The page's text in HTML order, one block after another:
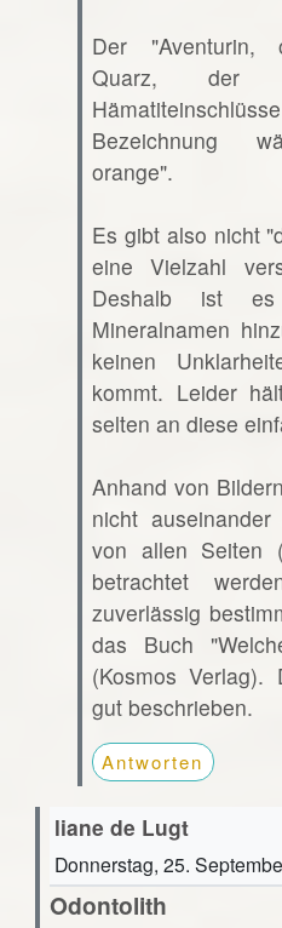
Der "Aventurin,
Quarz, der
Bezeichnung
orange".
Es gibt also nicht
eine Vielzahl
Deshalb ist
Mineralnamen
keinen
kommt. Leider
selten an diese
Anhand von
nicht
von allen Seiten
betrachtet
zuverlässig
das Buch
(Kosmos
gut beschrieben.
Antworten
liane de Lugt
Donnerstag, 25.
Odontolith